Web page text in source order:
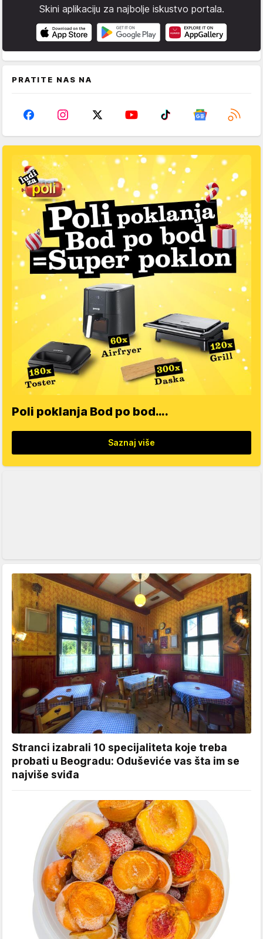
Skini aplikaciju za najbolje iskustvo portala.
PRATITE NAS NA
Poli poklanja Bod po bod….
Saznaj više
Stranci izabrali 10 specijaliteta koje treba
probati u Beogradu: Oduševiće vas šta im se
najviše sviđa